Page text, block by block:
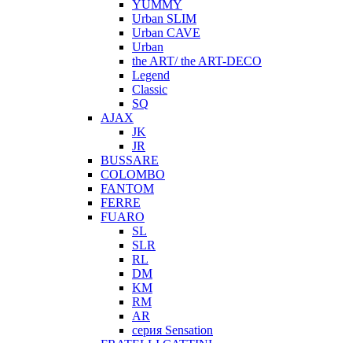
YUMMY
Urban SLIM
Urban CAVE
Urban
the ART/ the ART-DECO
Legend
Classic
SQ
AJAX
JK
JR
BUSSARE
COLOMBO
FANTOM
FERRE
FUARO
SL
SLR
RL
DM
KM
RM
AR
серия Sensation